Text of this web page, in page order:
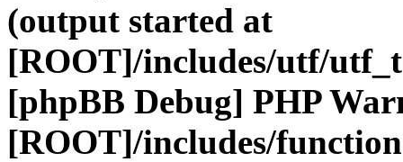
(output started at
[ROOT]/includes/utf/
[phpBB Debug] PHP
[ROOT]/includes/